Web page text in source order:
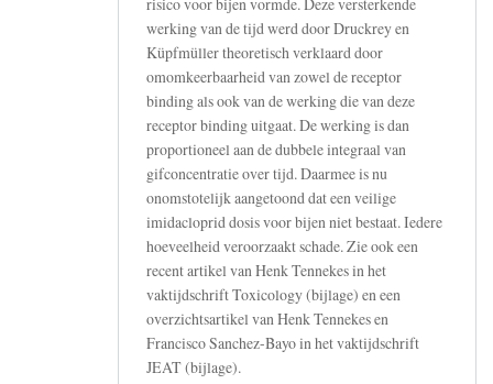
werking van de tijd werd door Druckrey en
Küpfmüller theoretisch verklaard door
omomkeerbaarheid van zowel de receptor
binding als ook van de werking die van deze
receptor binding uitgaat. De werking is dan
proportioneel aan de dubbele integraal van
gifconcentratie over tijd. Daarmee is nu
onomstotelijk aangetoond dat een veilige
imidacloprid dosis voor bijen niet bestaat. Iedere
hoeveelheid veroorzaakt schade. Zie ook een
recent artikel van Henk Tennekes in het
vaktijdschrift Toxicology (bijlage) en een
overzichtsartikel van Henk Tennekes en
Francisco Sanchez-Bayo in het vaktijdschrift
JEAT (bijlage).